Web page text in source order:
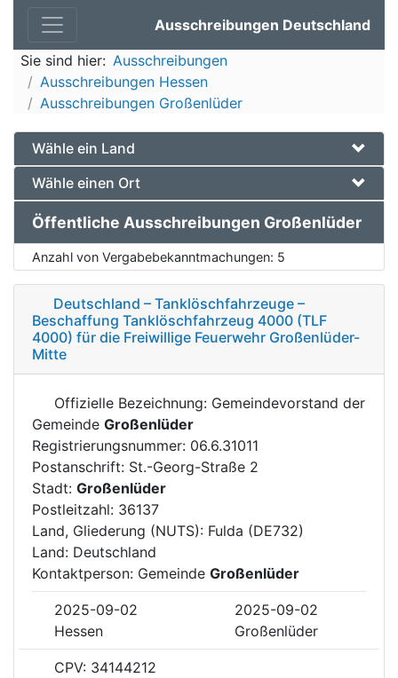
Ausschreibungen Deutschland
Sie sind hier: Ausschreibungen
Ausschreibungen Hessen
Ausschreibungen Großenlüder
Wähle ein Land
Wähle einen Ort
Öffentliche Ausschreibungen Großenlüder
Anzahl von Vergabebekanntmachungen: 5
Deutschland – Tanklöschfahrzeuge –
Beschaffung Tanklöschfahrzeug 4000 (TLF
4000) für die Freiwillige Feuerwehr Großenlüder-
Mitte
Offizielle Bezeichnung: Gemeindevorstand der
Gemeinde Großenlüder
Registrierungsnummer: 06.6.31011
Postanschrift: St.-Georg-Straße 2
Stadt: Großenlüder
Postleitzahl: 36137
Land, Gliederung (NUTS): Fulda (DE732)
Land: Deutschland
Kontaktperson: Gemeinde Großenlüder
2025-09-02
2025-09-02
Hessen
Großenlüder
CPV: 34144212